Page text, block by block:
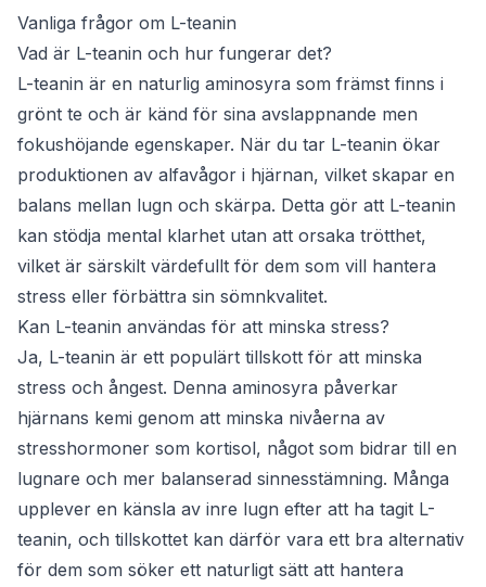
Vanliga frågor om L-teanin
Vad är L-teanin och hur fungerar det?
L-teanin är en naturlig aminosyra som främst finns i
grönt te och är känd för sina avslappnande men
fokushöjande egenskaper. När du tar L-teanin ökar
produktionen av alfavågor i hjärnan, vilket skapar en
balans mellan lugn och skärpa. Detta gör att L-teanin
kan stödja mental klarhet utan att orsaka trötthet,
vilket är särskilt värdefullt för dem som vill hantera
stress eller förbättra sin sömnkvalitet.
Kan L-teanin användas för att minska stress?
Ja, L-teanin är ett populärt tillskott för att minska
stress och ångest. Denna aminosyra påverkar
hjärnans kemi genom att minska nivåerna av
stresshormoner som kortisol, något som bidrar till en
lugnare och mer balanserad sinnesstämning. Många
upplever en känsla av inre lugn efter att ha tagit L-
teanin, och tillskottet kan därför vara ett bra alternativ
för dem som söker ett naturligt sätt att hantera